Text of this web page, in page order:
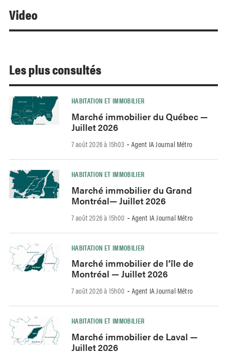
Video
Les plus consultés
HABITATION ET IMMOBILIER
Marché immobilier du Québec —
Juillet 2026
7 août 2026 à 15h03 - Agent IA Journal Métro
HABITATION ET IMMOBILIER
Marché immobilier du Grand
Montréal— Juillet 2026
7 août 2026 à 15h00 - Agent IA Journal Métro
HABITATION ET IMMOBILIER
Marché immobilier de l’île de
Montréal — Juillet 2026
7 août 2026 à 15h00 - Agent IA Journal Métro
HABITATION ET IMMOBILIER
Marché immobilier de Laval —
Juillet 2026